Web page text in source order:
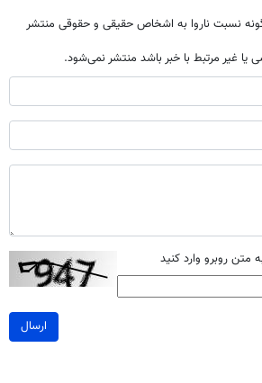
نسبت ناروا به اشخاص حقیقی و حقوقی منتشر
یا غیر مرتبط با خبر باشد منتشر نمی‌شود.
متن روبرو وارد کنید
ارسال